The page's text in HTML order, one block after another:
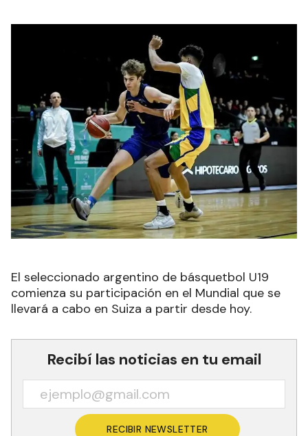
El seleccionado argentino de básquetbol U19
comienza su participación en el Mundial que se
llevará a cabo en Suiza a partir desde hoy.
Recibí las noticias en tu email
RECIBIR NEWSLETTER